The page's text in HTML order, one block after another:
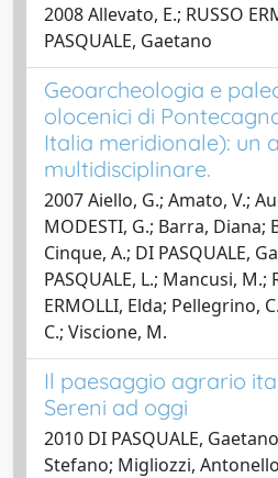
2008 Allevato, E.; RUSSO
PASQUALE, Gaetano
Geoarcheologia e
olocenici di
Italia meridionale): un
multidisciplinare.
2007 Aiello, G.; Amato, V.;
MODESTI, G.; Barra, Diana;
Cinque, A.; DI PASQUALE,
PASQUALE, L.; Mancusi, M.;
ERMOLLI, Elda; Pellegrino,
C.; Viscione, M.
Il paesaggio agrario
Sereni ad oggi
2010 DI PASQUALE,
Stefano; Migliozzi,